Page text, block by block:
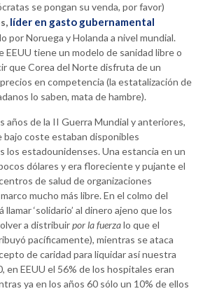
se pongan su venda, por favor)
líder en gasto gubernamental
por Noruega y Holanda a nivel mundial.
EEUU tiene un modelo de sanidad libre o
que Corea del Norte disfruta de un
en competencia (la estatalización de
lo saben, mata de hambre).
años de la II Guerra Mundial y anteriores,
bajo coste estaban disponibles
los estadounidenses. Una estancia en un
dólares y era floreciente y pujante el
de salud de organizaciones
mucho más libre. En el colmo del
‘solidario’ al dinero ajeno que los
a distribuirpor la fuerzalo que el
pacíficamente), mientras se ataca
de caridad para liquidar así nuestra
en EEUU el 56% de los hospitales eran
ya en los años 60 sólo un 10% de ellos